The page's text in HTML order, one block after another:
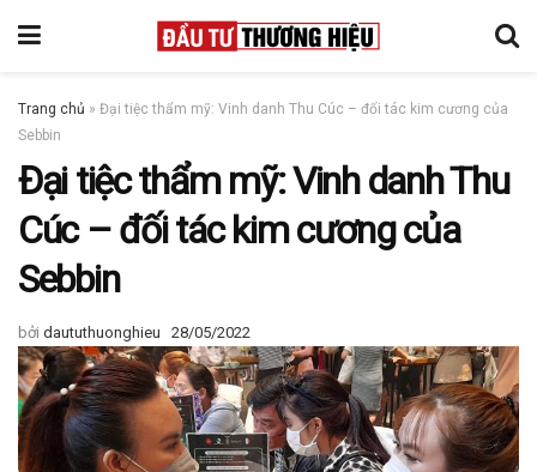
Trang chủ » Đại tiệc thẩm mỹ: Vinh danh Thu Cúc – đối tác kim cương của
Sebbin
Đại tiệc thẩm mỹ: Vinh danh Thu
Cúc – đối tác kim cương của
Sebbin
bởi daututhuonghieu 28/05/2022